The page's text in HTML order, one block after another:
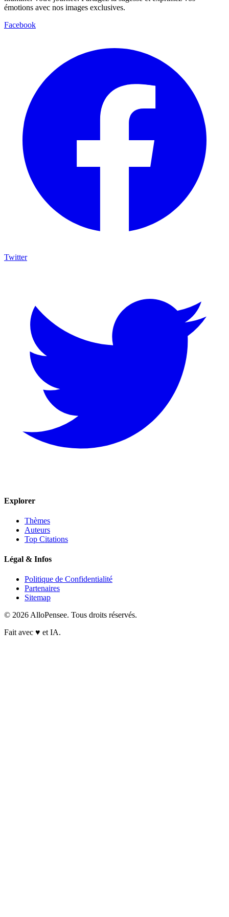
émotions avec nos images exclusives.
Facebook
Twitter
Explorer
Thèmes
Auteurs
Top Citations
Légal & Infos
Politique de Confidentialité
Partenaires
Sitemap
© 2026 AlloPensee. Tous droits réservés.
Fait avec ♥ et IA.